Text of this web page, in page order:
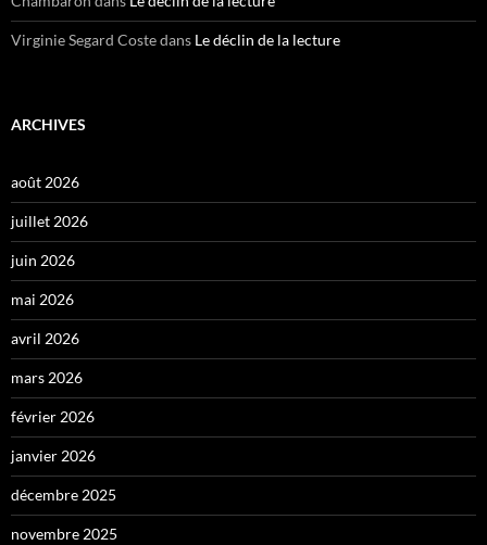
Virginie Segard Costedans Le déclin de la lecture
ARCHIVES
août 2026
juillet 2026
juin 2026
mai 2026
avril 2026
mars 2026
février 2026
janvier 2026
décembre 2025
novembre 2025